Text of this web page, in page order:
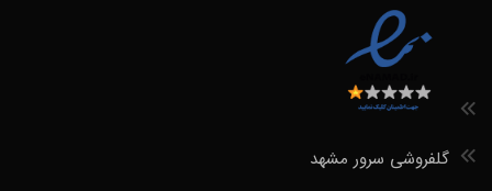
گلفروشی سرور مشهد